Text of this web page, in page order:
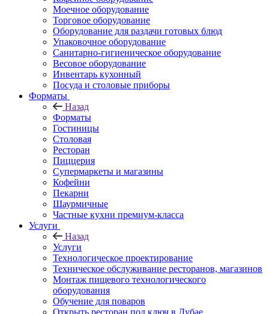
Моечное оборудование
Торговое оборудование
Оборудование для раздачи готовых блюд
Упаковочное оборудование
Санитарно-гигиеническое оборудование
Весовое оборудование
Инвентарь кухонный
Посуда и столовые приборы
Форматы
Назад
Форматы
Гостиницы
Столовая
Ресторан
Пиццерия
Супермаркеты и магазины
Кофейни
Пекарни
Шаурмичные
Частные кухни премиум-класса
Услуги
Назад
Услуги
Технологическое проектирование
Техническое обслуживание ресторанов, магазинов
Монтаж пищевого технологического
оборудования
Обучение для поваров
Открыть ресторан под ключ в Дубае